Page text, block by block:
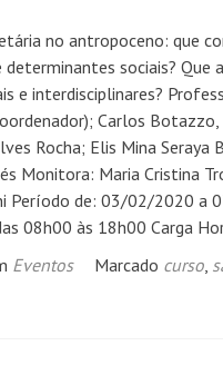
no antropoceno: que
determinantes sociais? Que
e interdisciplinares?
Carlos
Rocha; Elis Mina Seraya
Monitora: Maria Cristina
Período de: 03/02/2020 a
08h00 às 18h00 Carga
Eventos Marcado curso,